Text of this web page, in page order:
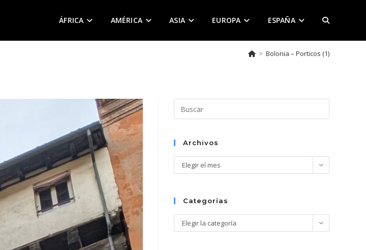
ÁFRICA AMÉRICA ASIA EUROPA ESPAÑA ALTERNAR
DE
> Bolonia – Porticos (1)
Escape
el
Archivos
Archivos
Elegir el mes
Categorías
Categorías
Elegir la categoría